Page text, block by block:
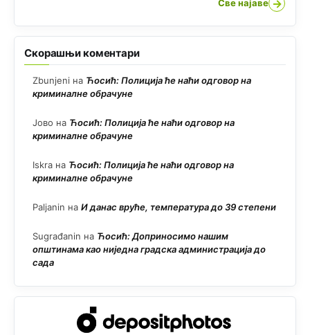
Све најаве →
Скорашњи коментари
Zbunjeni на Ћосић: Полиција ће наћи одговор на
криминалне обрачуне
Јово на Ћосић: Полиција ће наћи одговор на
криминалне обрачуне
Iskra на Ћосић: Полиција ће наћи одговор на
криминалне обрачуне
Paljanin на И данас вруће, температура до 39 степени
Sugrađanin на Ћосић: Доприносимо нашим
општинама као ниједна градска администрација до
сада